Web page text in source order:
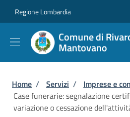
Regione Lombardia
Comune di
Mantovano
Briciole di pane
Home / Servizi / Imprese e
Case funerarie: segnalazione
variazione o cessazione